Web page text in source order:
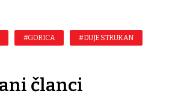
#GORICA #DUJE STRUKAN
članci